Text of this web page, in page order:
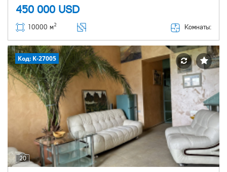
450 000 USD
10000 м2 Комнаты:
20
Код: K-27005